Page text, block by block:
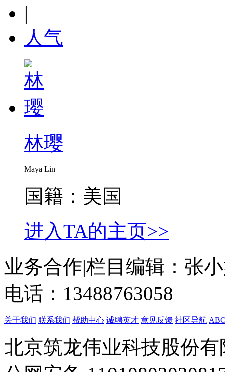
|
人气
林璎
Maya Lin
国籍：美国
进入TA的主页>>
业务合作|栏目编辑：张
电话：13488763058
关于我们 联系我们 帮助中心 诚聘英才 意见反馈 社区导航
北京筑龙伟业科技股份有